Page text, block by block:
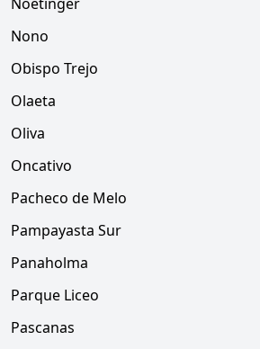
Nono
Obispo Trejo
Olaeta
Oliva
Oncativo
Pacheco de Melo
Pampayasta Sur
Panaholma
Parque Liceo
Pascanas